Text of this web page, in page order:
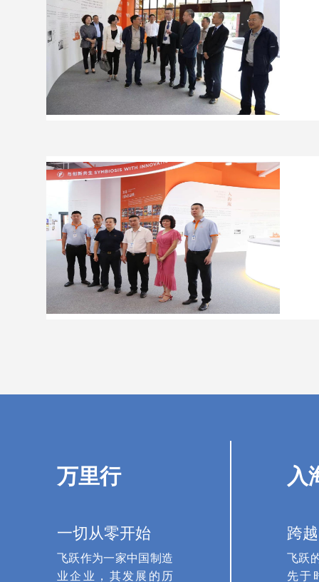
万里行
一切从零开始
飞跃作为一家中国制造
业企业，其发展的历
入
跨
飞跃
先于